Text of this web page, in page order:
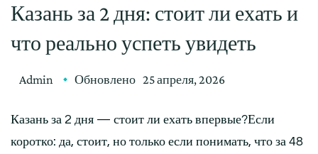
Казань за 2 дня: стоит ли ехать и
что реально успеть увидеть
Admin Обновлено 25 апреля, 2026
Казань за 2 дня — стоит ли ехать впервые?Если
коротко: да, стоит, но только если понимать, что за 48